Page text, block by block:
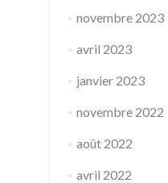
novembre 2023
avril 2023
janvier 2023
novembre 2022
août 2022
avril 2022